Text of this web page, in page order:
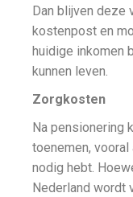
Dan blijven deze
kostenpost en
huidige inkomen
kunnen leven.
Zorgkosten
Na pensionering
toenemen,
nodig hebt.
Nederland wordt